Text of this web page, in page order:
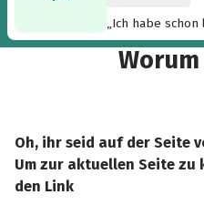
„Ich habe
auf G+ verfolgt,
gerne mit. Tolle
Oh, ihr seid auf der Seite
Um zur aktuellen Seite
den Link